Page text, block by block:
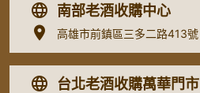
南部老酒收購中心
高雄市前鎮區三多二路413號
台北老酒收購萬華門市